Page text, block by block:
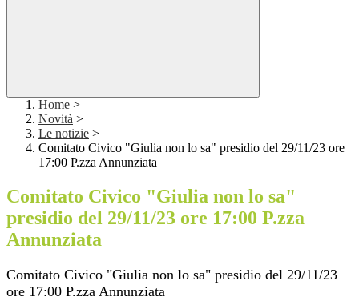
Home >
Novità >
Le notizie >
Comitato Civico "Giulia non lo sa" presidio del 29/11/23 ore
17:00 P.zza Annunziata
Comitato Civico "Giulia non lo sa"
presidio del 29/11/23 ore 17:00 P.zza
Annunziata
Comitato Civico "Giulia non lo sa" presidio del 29/11/23
ore 17:00 P.zza Annunziata